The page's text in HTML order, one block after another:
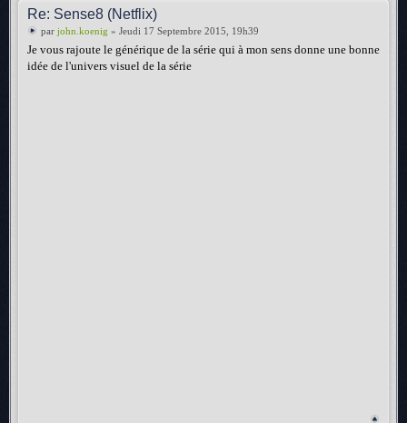
Re: Sense8 (Netflix)
par john.koenig » Jeudi 17 Septembre 2015, 19h39
Je vous rajoute le générique de la série qui à mon sens donne une bonne
idée de l'univers visuel de la série